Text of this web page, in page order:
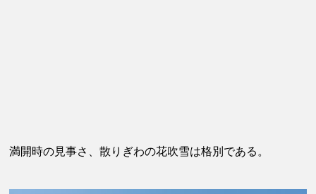
満開時の見事さ、散りぎわの花吹雪は格別である。